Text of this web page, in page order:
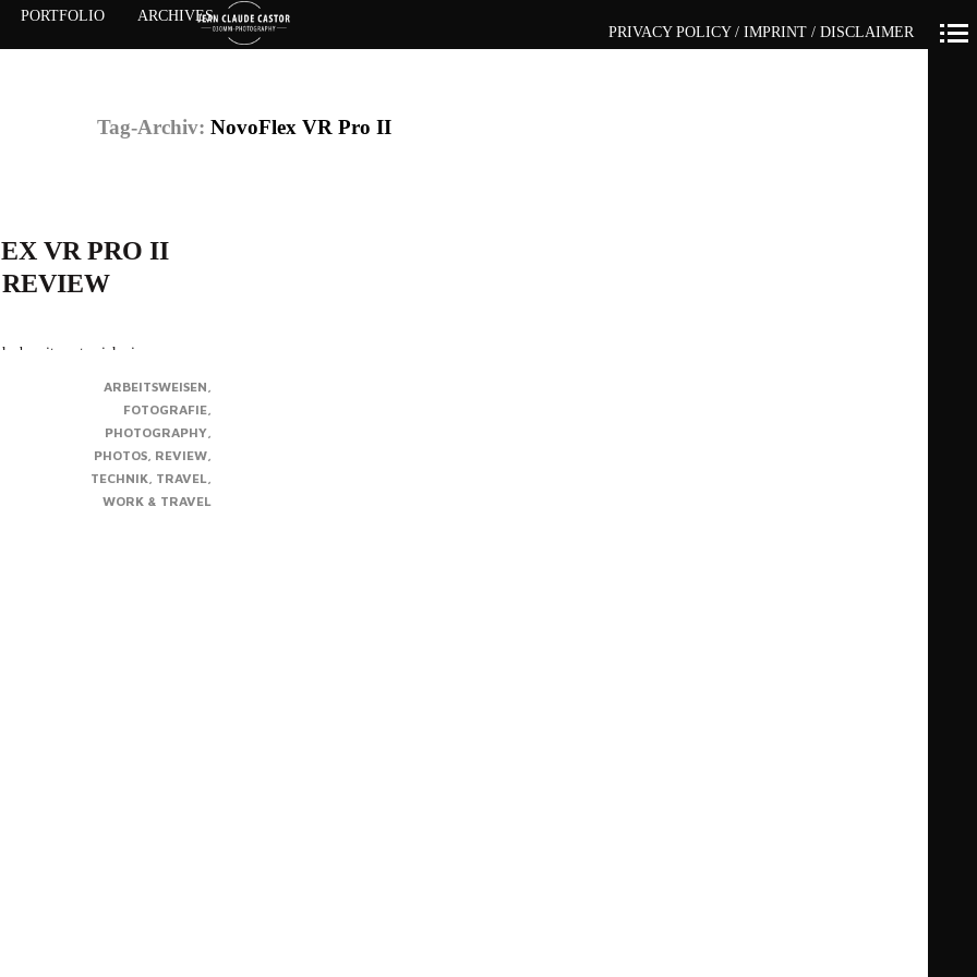
PORTFOLIO
ARCHIVES
PRIVACY POLICY / IMPRINT / DISCLAIMER
Tag-Archiv: NovoFlex VR Pro II
VR PRO II
bereits nutze ich eine
kurzem auf Vollformat
eine Alternative zum eher
ausgelegten Novoflex
ARBEITSWEISEN
FOTOGRAFIE
PHOTOGRAPHY
PHOTOS REVIEW
TECHNIK TRAVEL
WORK & TRAVEL